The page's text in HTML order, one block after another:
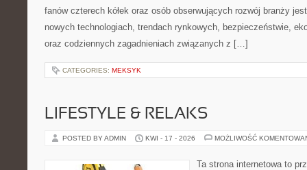
fanów czterech kółek oraz osób obserwujących rozwój branży
nowych technologiach, trendach rynkowych, bezpieczeństwie,
oraz codziennych zagadnieniach związanych z […]
CATEGORIES: MEKSYK
LIFESTYLE & RELAKS
POSTED BY ADMIN KWI - 17 - 2026 MOŻLIWOŚĆ
Ta strona internetowa to